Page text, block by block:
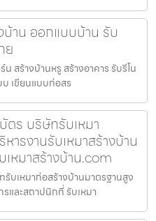
บ้าน ออกแบบบ้าน รับ
ย
สร้างบ้านหรู สร้างอาคาร รับรีโน
เขียนแบบก่อสร
ตร บริษัทรับเหมา
ารงานรับเหมาสร้างบ้าน
หมาสร้างบ้าน.com
บเหมาก่อสร้างบ้านมาตรฐานสูง
และสถาปนิกที่ รับเหมา